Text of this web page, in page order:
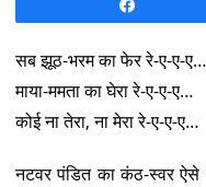
सब झूठ-भरम का फेर रे-ए-ए-ए…
माया-ममता का घेरा रे-ए-ए-ए…
कोई ना तेरा, ना मेरा रे-ए-ए-ए…
नटवर पंडित का कंठ-स्वर ऐसे